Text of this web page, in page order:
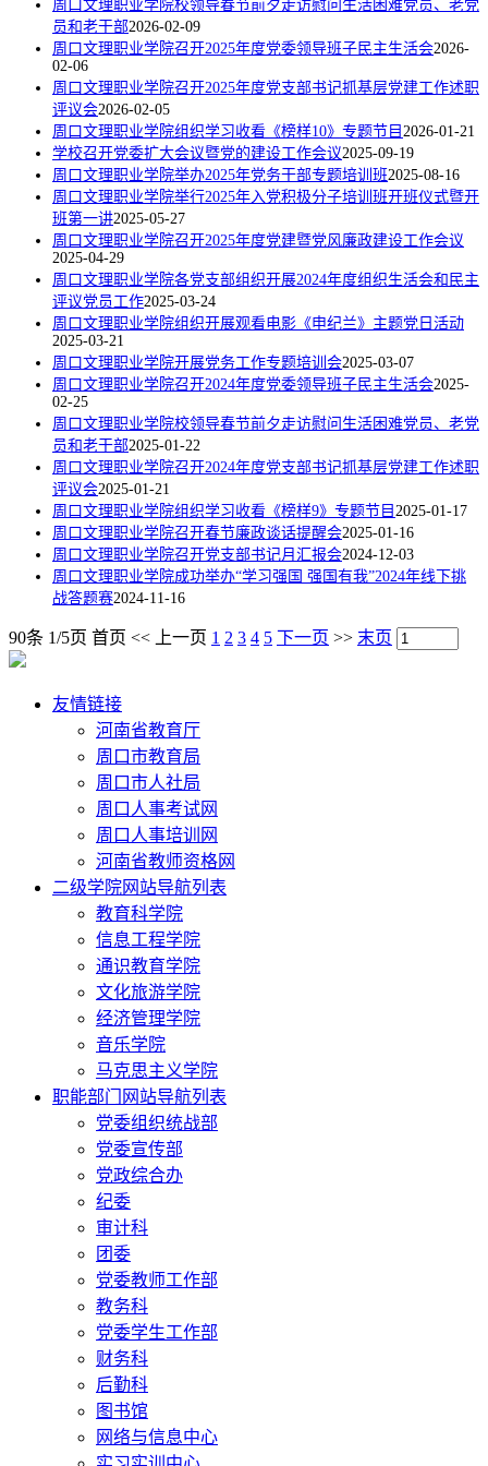
周口文理职业学院校领导春节前夕走访慰问生活困难党员、老党
员和老干部2026-02-09
周口文理职业学院召开2025年度党委领导班子民主生活会2026-
02-06
周口文理职业学院召开2025年度党支部书记抓基层党建工作述职
评议会2026-02-05
周口文理职业学院组织学习收看《榜样10》专题节目 2026-01-21
学校召开党委扩大会议暨党的建设工作会议2025-09-19
周口文理职业学院举办2025年党务干部专题培训班2025-08-16
周口文理职业学院举行2025年入党积极分子培训班开班仪式暨开
班第一讲2025-05-27
周口文理职业学院召开2025年度党建暨党风廉政建设工作会议
2025-04-29
周口文理职业学院各党支部组织开展2024年度组织生活会和民主
评议党员工作2025-03-24
周口文理职业学院组织开展观看电影《申纪兰》主题党日活动
2025-03-21
周口文理职业学院开展党务工作专题培训会2025-03-07
周口文理职业学院召开2024年度党委领导班子民主生活会2025-
02-25
周口文理职业学院校领导春节前夕走访慰问生活困难党员、老党
员和老干部2025-01-22
周口文理职业学院召开2024年度党支部书记抓基层党建工作述职
评议会2025-01-21
周口文理职业学院组织学习收看《榜样9》专题节目 2025-01-17
周口文理职业学院召开春节廉政谈话提醒会2025-01-16
周口文理职业学院召开党支部书记月汇报会2024-12-03
周口文理职业学院成功举办“学习强国 强国有我”2024年线下挑
战答题赛2024-11-16
90条 1/5页 首页 << 上一页 1 2 3 4 5 下一页 >> 末页
友情链接
河南省教育厅
周口市教育局
周口市人社局
周口人事考试网
周口人事培训网
河南省教师资格网
二级学院网站导航列表
教育科学院
信息工程学院
通识教育学院
文化旅游学院
经济管理学院
音乐学院
马克思主义学院
职能部门网站导航列表
党委组织统战部
党委宣传部
党政综合办
纪委
审计科
团委
党委教师工作部
教务科
党委学生工作部
财务科
后勤科
图书馆
网络与信息中心